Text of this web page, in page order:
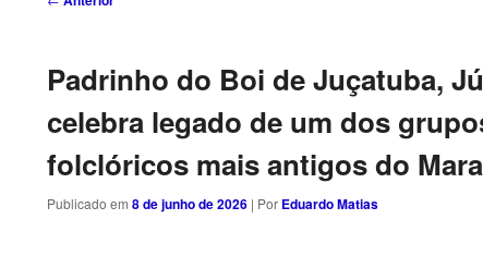
Padrinho do Boi de Juçatuba,
celebra legado de um dos
folclóricos mais antigos do
Publicado em 8 de junho de 2026 | Por Eduardo Matias